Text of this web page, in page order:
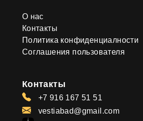
О нас
Контакты
Политика конфиденциалности
Соглашения пользователя
Контакты
+7 916 167 51 51
vestiabad@gmail.com